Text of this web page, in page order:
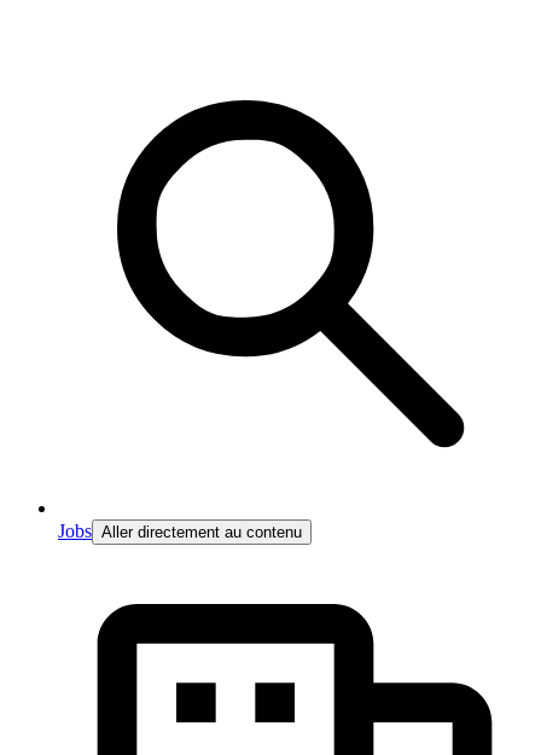
Jobs Aller directement au contenu